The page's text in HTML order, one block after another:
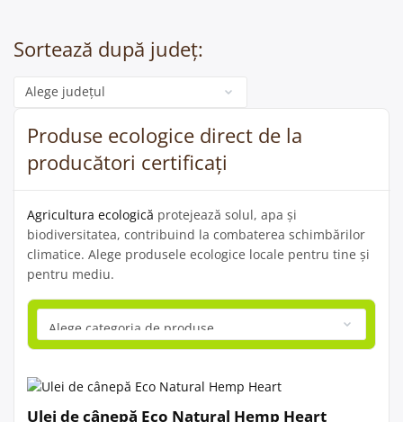
Sortează după județ:
Categorie
Produse ecologice direct de la
producători certificați
Agricultura ecologică protejează solul, apa și
biodiversitatea, contribuind la combaterea schimbărilor
climatice. Alege produsele ecologice locale pentru tine și
pentru mediu.
Ulei de cânepă Eco Natural Hemp Heart